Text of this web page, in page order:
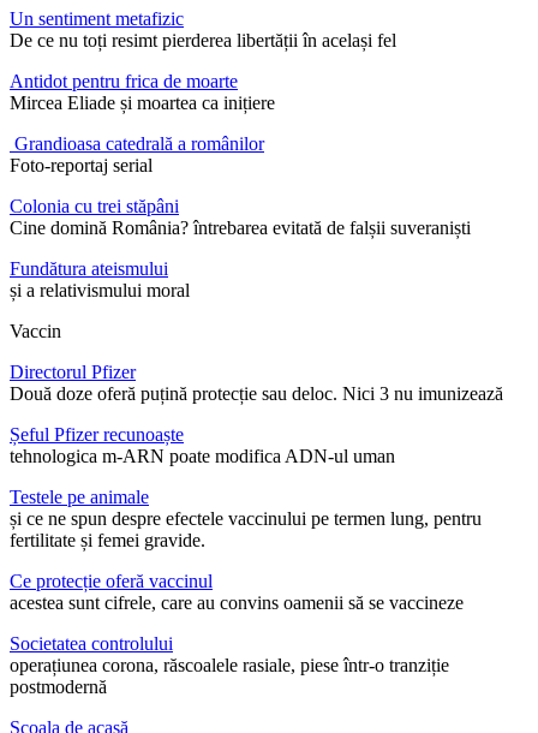
Un sentiment metafizic
De ce nu toți resimt pierderea libertății în același fel
Antidot pentru frica de moarte
Mircea Eliade și moartea ca inițiere
Grandioasa catedrală a românilor
Foto-reportaj serial
Colonia cu trei stăpâni
Cine domină România? întrebarea evitată de falșii suveraniști
Fundătura ateismului
și a relativismului moral
Vaccin
Directorul Pfizer
Două doze oferă puțină protecție sau deloc. Nici 3 nu imunizează
Șeful Pfizer recunoaște
tehnologica m-ARN poate modifica ADN-ul uman
Testele pe animale
și ce ne spun despre efectele vaccinului pe termen lung, pentru
fertilitate și femei gravide.
Ce protecție oferă vaccinul
acestea sunt cifrele, care au convins oamenii să se vaccineze
Societatea controlului
operațiunea corona, răscoalele rasiale, piese într-o tranziție
postmodernă
Școala de acasă